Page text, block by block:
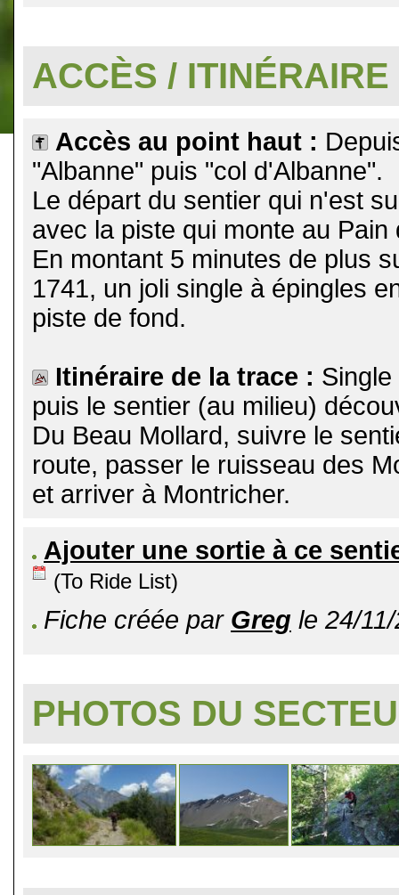
ACCÈS / ITINÉRAIRE
Accès au point haut :
"Albanne" puis "col d'Albanne".
Le départ du sentier qui n'est
avec la piste qui monte au Pain
En montant 5 minutes de plus
1741, un joli single à épingles
piste de fond.
Itinéraire de la trace :
puis le sentier (au milieu)
Du Beau Mollard, suivre le
route, passer le ruisseau des
et arriver à Montricher.
Ajouter une sortie à ce
(To Ride List)
Fiche créée par Greg le 24/
PHOTOS DU